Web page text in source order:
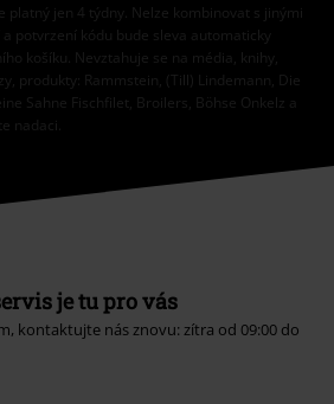
platný jen 4 týdny. Nelze kombinovat s jinými
a potvrzení kódu bude sleva automaticky
košíku. Nevztahuje se na média, knihy,
produkty: Rammstein, (Till) Lindemann, Die
Sahne Fischfilet, Broilers, Böhse Onkelz a
nadaci.
je tu pro vás
kontaktujte nás znovu: zítra od 09:00 do